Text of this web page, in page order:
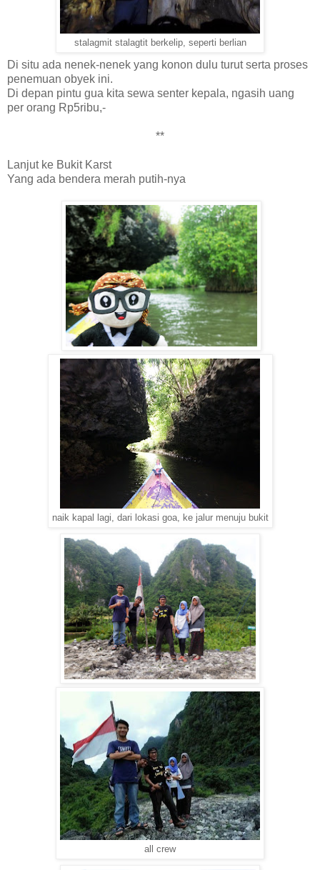
stalagmit stalagtit berkelip, seperti berlian
Di situ ada nenek-nenek yang konon dulu turut serta proses
penemuan obyek ini.
Di depan pintu gua kita sewa senter kepala, ngasih uang
per orang Rp5ribu,-
**
Lanjut ke Bukit Karst
Yang ada bendera merah putih-nya
naik kapal lagi, dari lokasi goa, ke jalur menuju bukit
all crew